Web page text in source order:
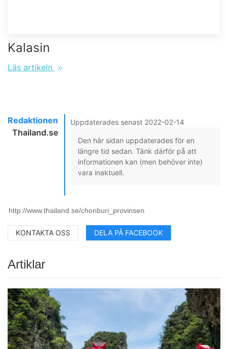
Kalasin
Läs artikeln
Redaktionen
Thailand.se
Uppdaterades senast 2022-02-14
Den här sidan uppdaterades för en
längre tid sedan. Tänk därför på att
informationen kan (men behöver inte)
vara inaktuell.
KONTAKTA OSS DELA PÅ FACEBOOK
Artiklar